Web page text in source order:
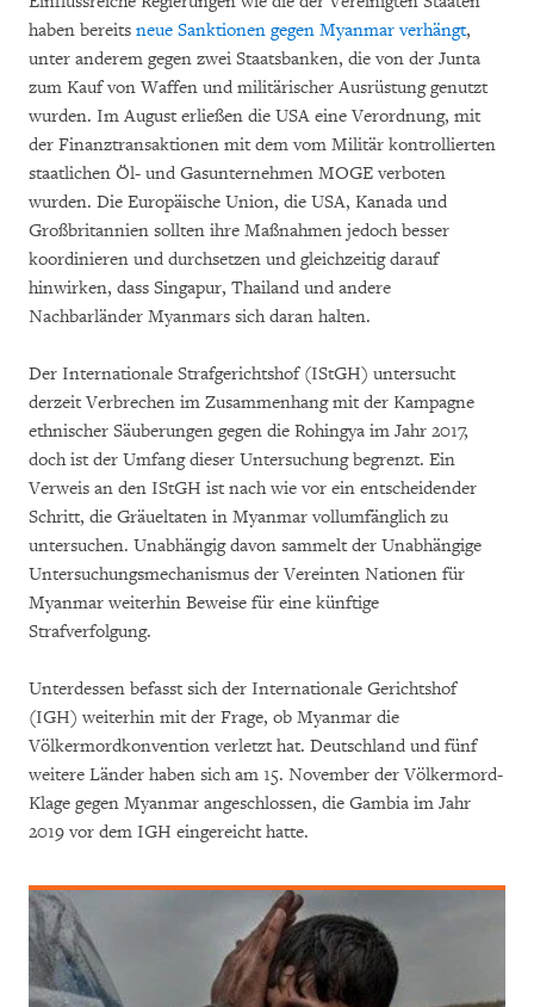
haben bereits neue Sanktionen gegen Myanmar verhängt,
unter anderem gegen zwei Staatsbanken, die von der Junta
zum Kauf von Waffen und militärischer Ausrüstung genutzt
wurden. Im August erließen die USA eine Verordnung, mit
der Finanztransaktionen mit dem vom Militär kontrollierten
staatlichen Öl- und Gasunternehmen MOGE verboten
wurden. Die Europäische Union, die USA, Kanada und
Großbritannien sollten ihre Maßnahmen jedoch besser
koordinieren und durchsetzen und gleichzeitig darauf
hinwirken, dass Singapur, Thailand und andere
Nachbarländer Myanmars sich daran halten.
Der Internationale Strafgerichtshof (IStGH) untersucht
derzeit Verbrechen im Zusammenhang mit der Kampagne
ethnischer Säuberungen gegen die Rohingya im Jahr 2017,
doch ist der Umfang dieser Untersuchung begrenzt. Ein
Verweis an den IStGH ist nach wie vor ein entscheidender
Schritt, die Gräueltaten in Myanmar vollumfänglich zu
untersuchen. Unabhängig davon sammelt der Unabhängige
Untersuchungsmechanismus der Vereinten Nationen für
Myanmar weiterhin Beweise für eine künftige
Strafverfolgung.
Unterdessen befasst sich der Internationale Gerichtshof
(IGH) weiterhin mit der Frage, ob Myanmar die
Völkermordkonvention verletzt hat. Deutschland und fünf
weitere Länder haben sich am 15. November der Völkermord-
Klage gegen Myanmar angeschlossen, die Gambia im Jahr
2019 vor dem IGH eingereicht hatte.